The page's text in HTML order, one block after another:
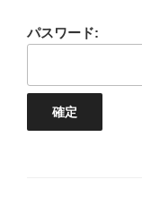
パスワード: